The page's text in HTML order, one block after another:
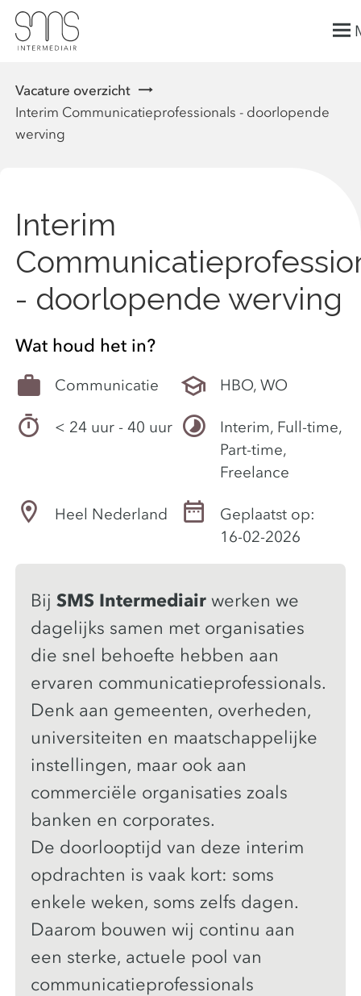
Vacature overzicht
Interim Communicatieprofessionals - doorlopende
werving
Interim
- doorlopende werving
Wat houd het in?
Communicatie HBO, WO
< 24 uur - 40 uur
Interim, Full-time,
Part-time,
Freelance
Heel Nederland
Geplaatst op:
16-02-2026
BijSMS Intermediair werken we
dagelijks samen met organisaties
die snel behoefte hebben aan
ervaren communicatieprofessionals.
Denk aan gemeenten, overheden,
universiteiten en maatschappelijke
instellingen, maar ook aan
commerciële organisaties zoals
banken en corporates.
De doorlooptijd van deze interim
opdrachten is vaak kort: soms
enkele weken, soms zelfs dagen.
Daarom bouwen wij continu aan
een sterke, actuele pool van
communicatieprofessionals